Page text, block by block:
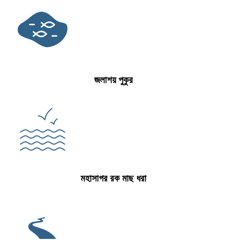
জলাশয় পুকুর
মহাসাগর রক মাছ ধরা